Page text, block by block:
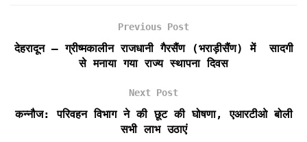
i
e
n
l
Previous Post
देहरादून – ग्रीष्मकालीन राजधानी गैरसैंण (भराड़ीसैंण) में सादगी
से मनाया गया राज्य स्थापना दिवस
Next Post
कन्नौज: परिवहन विभाग ने की छूट की घोषणा, एआरटीओ बोली
सभी लाभ उठाएं